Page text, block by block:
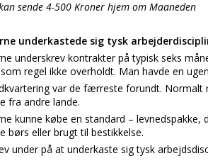
sende 4-500 Kroner hjem om Maaneden
underkastede sig tysk
underskrev kontrakter på typisk seks
regel ikke overholdt. Man havde en
var de færreste forundt.
fra andre lande.
kunne købe en standard –
børs eller brugt til bestikkelse.
under på at underkaste sig tysk